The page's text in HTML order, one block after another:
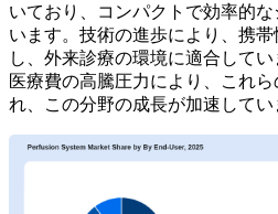
いており、コンパクトで効率的
います。技術の進歩により、携
し、外来診療の環境に適合して
医療費の高騰圧力により、これ
れ、この分野の成長が加速してい